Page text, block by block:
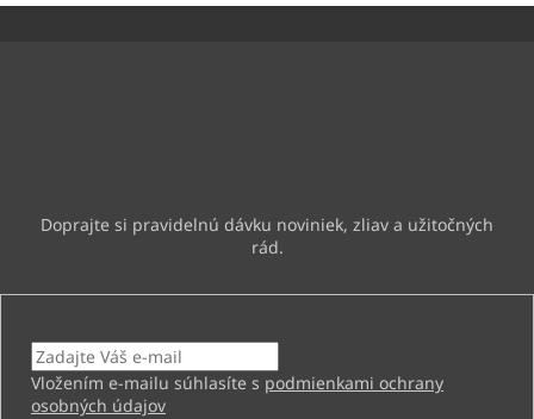
Vložením e-mailu súhlasíte s podmienkami ochrany
osobných údajov